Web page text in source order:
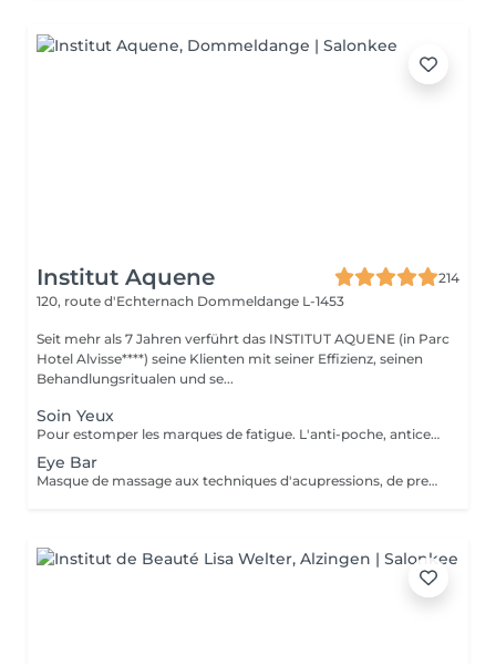
Institut Aquene
214
120, route d'Echternach Dommeldange L-1453
Seit mehr als 7 Jahren verführt das INSTITUT AQUENE (in Parc
Hotel Alvisse****) seine Klienten mit seiner Effizienz, seinen
Behandlungsritualen und se...
Soin Yeux
Pour estomper les marques de fatigue. L'anti-poche, anticernes, anti-rides pour un effet lissant et comblant. Peut être fait seul ou combiné à un soin visage.
Eye Bar
Masque de massage aux techniques d'acupressions, de pressothérapies, massage vibratoire. Peut être fait seul ou combiné dans un soin.